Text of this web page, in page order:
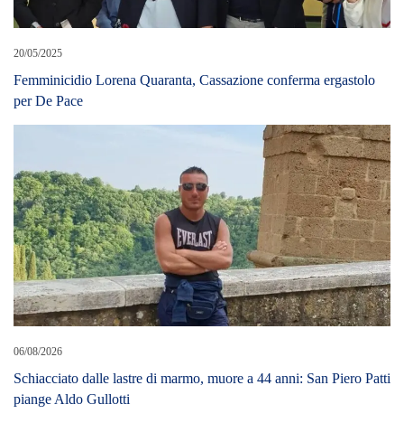
20/05/2025
Femminicidio Lorena Quaranta, Cassazione conferma ergastolo
per De Pace
06/08/2026
Schiacciato dalle lastre di marmo, muore a 44 anni: San Piero Patti
piange Aldo Gullotti